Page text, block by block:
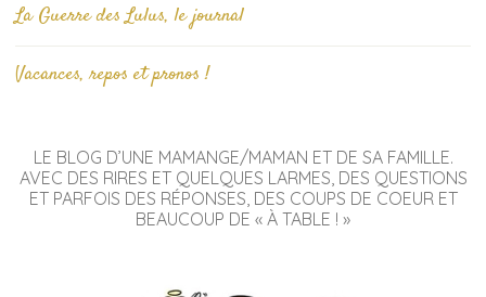
La Guerre des Lulus, le journal
Vacances, repos et pronos !
LE BLOG D’UNE MAMANGE/MAMAN ET DE SA FAMILLE.
AVEC DES RIRES ET QUELQUES LARMES, DES QUESTIONS
ET PARFOIS DES RÉPONSES, DES COUPS DE COEUR ET
BEAUCOUP DE « À TABLE ! »